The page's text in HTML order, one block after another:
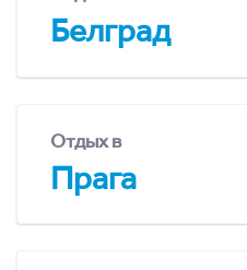
Белград
Отдых в
Прага